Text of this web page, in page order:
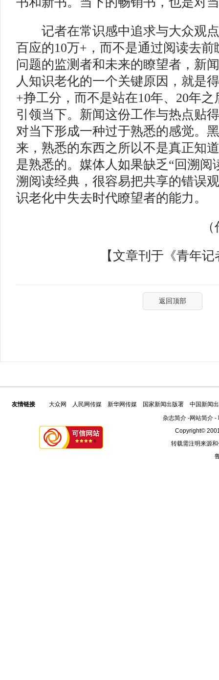
记者在常识感中追求与大众观点
百应的10万+，而不是通过阅读去
问题的监测者和未来的瞭望者，新
人知识老化的一个关键原因，就是
+挣工分，而不是站在10年、20年
引领当下。新闻这份工作与热点贴
对当下形成一种过于熟悉的感觉。
来，熟悉的东西之所以不是真正知
是熟悉的。媒体人如果缺乏“回溯阅
溯阅读经典，很容易把共享的错误
识老化中失去时代瞭望者的能力。
（作
【文章刊于《青年记
返回顶部
友情链接 大众网 人民网传媒 新华网传媒 国家新闻出版署
中国新闻
杂志简介-网站简介-
Copyright©
转载需注明来源